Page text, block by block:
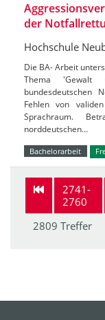
der
Hochschule
Die BA- Arbeit
Thema 'Gewalt
bundesdeutschen
Fehlen von
Sprachraum.
norddeutschen…
Bachelorarbeit
2741-
2760
2809 Treffer